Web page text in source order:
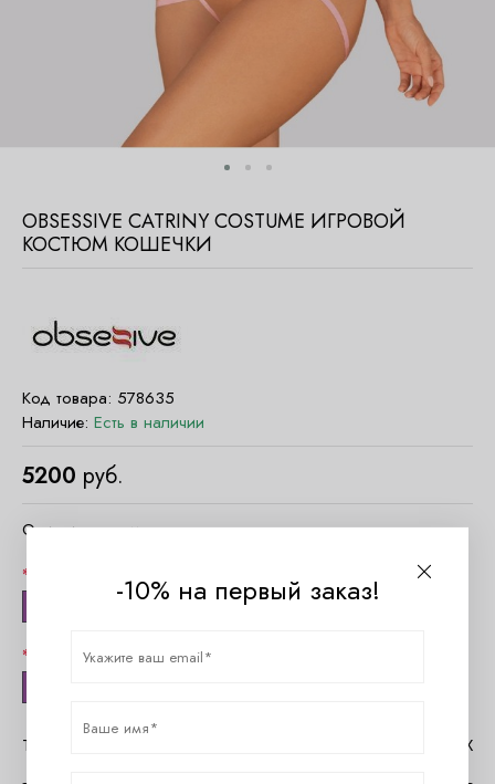
OBSESSIVE CATRINY COSTUME ИГРОВОЙ
КОСТЮМ КОШЕЧКИ
Код товара: 578635
Наличие: Есть в наличии
5200 руб.
Очистить параметры
Размер
Таблица размеров Obsessive Помощь в MAX
-10% на первый заказ!